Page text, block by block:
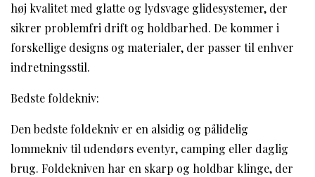
høj kvalitet med glatte og lydsvage glidesystemer, der
sikrer problemfri drift og holdbarhed. De kommer i
forskellige designs og materialer, der passer til enhver
indretningsstil.
Bedste foldekniv:
Den bedste foldekniv er en alsidig og pålidelig
lommekniv til udendørs eventyr, camping eller daglig
brug. Foldekniven har en skarp og holdbar klinge, der